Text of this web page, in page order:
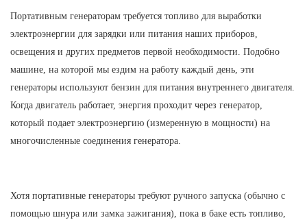
Портативным генераторам требуется топливо для выработки
электроэнергии для зарядки или питания наших приборов,
освещения и других предметов первой необходимости. Подобно
машине, на которой мы ездим на работу каждый день, эти
генераторы используют бензин для питания внутреннего двигателя.
Когда двигатель работает, энергия проходит через генератор,
который подает электроэнергию (измеренную в мощности) на
многочисленные соединения генератора.
Хотя портативные генераторы требуют ручного запуска (обычно с
помощью шнура или замка зажигания), пока в баке есть топливо,